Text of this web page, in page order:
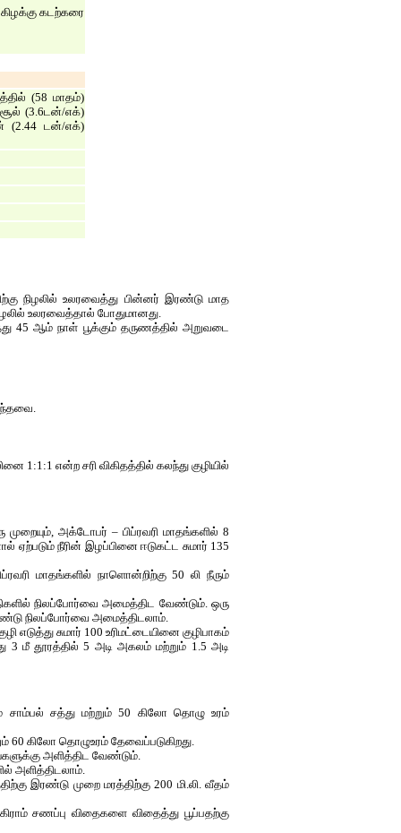
கடற்கரை
(58 மாதம்)
(3.6டன்/எக்)
(2.44 டன்/எக்)
நிழலில் உலரவைத்து பின்னர் இரண்டு மாத
உலரவைத்தால் போதுமானது.
45 ஆம் நாள் பூக்கும் தருணத்தில் அறுவடை
என்ற சரி விகிதத்தில் கலந்து குழியில்
அக்டோபர் – பிப்ரவரி மாதங்களில் 8
ஏற்படும் நீரின் இழப்பினை ஈடுகட்ட சுமார் 135
மாதங்களில் நாளொன்றிற்கு 50 லி நீரும்
நிலப்போர்வை அமைத்திட வேண்டும். ஒரு
நிலப்போர்வை அமைத்திடலாம்.
எடுத்து சுமார் 100 உரிமட்டையினை குழிபாகம்
3 மீ தூரத்தில் 5 அடி அகலம் மற்றும் 1.5 அடி
சாம்பல் சத்து மற்றும் 50 கிலோ தொழு உரம்
60 கிலோ தொழுஉரம் தேவைப்படுகிறது.
அளித்திட வேண்டும்.
அளித்திடலாம்.
இரண்டு முறை மரத்திற்கு 200 மி.லி. வீதம்
சணப்பு விதைகளை விதைத்து பூப்பதற்கு